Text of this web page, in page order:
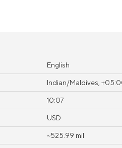
English
Indian/Maldives,
10:07
USD
~525.99 mil